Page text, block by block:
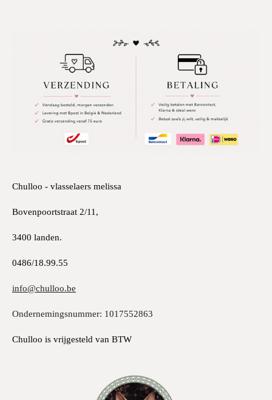
Chulloo - vlasselaers melissa
Bovenpoortstraat 2/11,
3400 landen.
0486/18.99.55
info@chulloo.be
Ondernemingsnummer: 1017552863
Chulloo is vrijgesteld van BTW